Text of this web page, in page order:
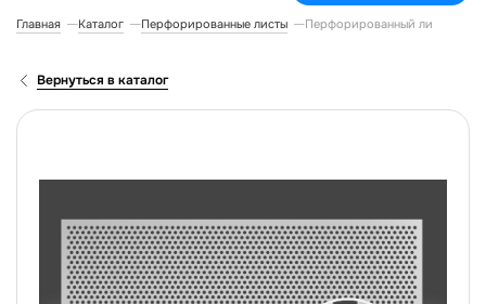
Главная Каталог Перфорированные листы Перфорированный лист
Вернуться в каталог